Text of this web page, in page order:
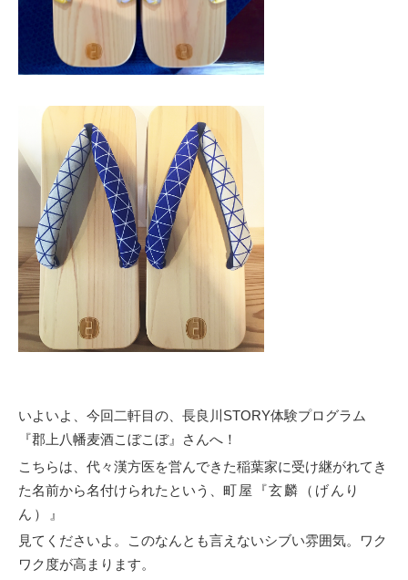
いよいよ、今回二軒目の、長良川STORY体験プログラム
『郡上八幡麦酒こぼこぼ』さんへ！
こちらは、代々漢方医を営んできた稲葉家に受け継がれてき
た名前から名付けられたという、 町屋『玄麟（げんり
ん）
』
見てくださいよ。このなんとも言えないシブい雰囲気。ワク
ワク度が高まります。